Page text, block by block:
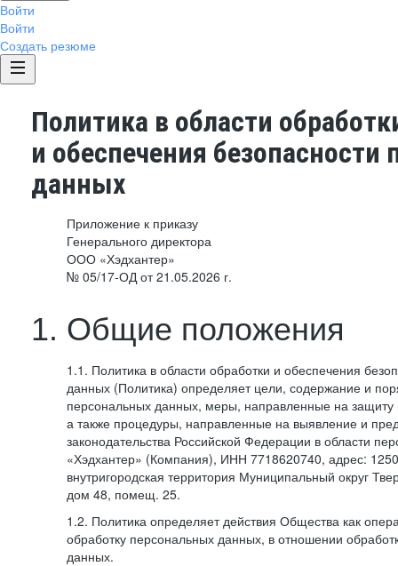
Войти
Войти
Создать резюме
Политика в области
и обеспечения безопасности
данных
Приложение к приказу
Генерального директора
ООО «Хэдхантер»
№ 05/17-ОД от 21.05.2026 г.
1. Общие положения
1.1. Политика в области обработки и обеспечения
данных (Политика) определяет цели, содержание и
персональных данных, меры, направленные на
а также процедуры, направленные на выявление и
законодательства Российской Федерации в области
«Хэдхантер» (Компания), ИНН 7718620740, адрес:
внутригородская территория Муниципальный округ
дом 48, помещ. 25.
1.2. Политика определяет действия Общества как
обработку персональных данных, в отношении
данных.